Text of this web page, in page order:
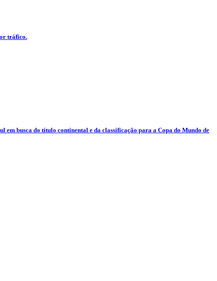
tráfico.
busca do título continental e da classificação para a Copa do Mundo de